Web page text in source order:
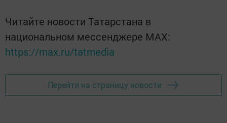
Читайте новости Татарстана в
национальном мессенджере MАХ:
https://max.ru/tatmedia
Перейти на страницу новости